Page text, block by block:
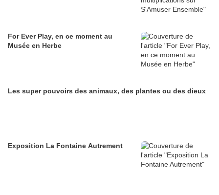
For Ever Play, en ce moment au
Musée en Herbe
Les super pouvoirs des animaux, des plantes ou des dieux
Exposition La Fontaine Autrement